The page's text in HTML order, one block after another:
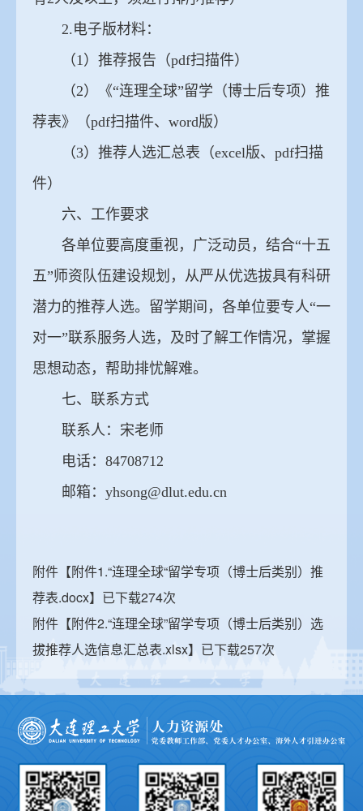
2.电子版材料：
（1）推荐报告（pdf扫描件）
（2）《“连理全球”留学（博士后专项）推
荐表》（pdf扫描件、word版）
（3）推荐人选汇总表（excel版、pdf扫描
件）
六、工作要求
各单位要高度重视，广泛动员，结合“十五
五”师资队伍建设规划，从严从优选拔具有科研
潜力的推荐人选。留学期间，各单位要专人“一
对一”联系服务人选，及时了解工作情况，掌握
思想动态，帮助排忧解难。
七、联系方式
联系人：宋老师
电话：84708712
邮箱：yhsong@dlut.edu.cn
附件【附件1.“连理全球“留学专项（博士后类别）推
荐表.docx】已下载274次
附件【附件2.“连理全球”留学专项（博士后类别）选
拔推荐人选信息汇总表.xlsx】已下载257次